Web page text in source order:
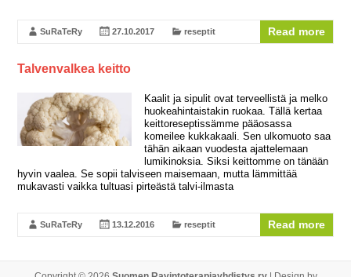
SuRaTeRy 27.10.2017 reseptit Read more
Talvenvalkea keitto
Kaalit ja sipulit ovat terveellistä ja melko
huokeahintaistakin ruokaa. Tällä kertaa
keittoreseptissämme pääosassa
komeilee kukkakaali. Sen ulkomuoto saa
tähän aikaan vuodesta ajattelemaan
lumikinoksia. Siksi keittomme on tänään
hyvin vaalea. Se sopii talviseen maisemaan, mutta lämmittää
mukavasti vaikka tultuasi pirteästä talvi-ilmasta
SuRaTeRy 13.12.2016 reseptit Read more